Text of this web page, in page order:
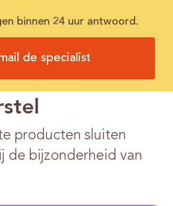
binnen 24 uur antwoord.
de specialist
producten sluiten
de bijzonderheid van